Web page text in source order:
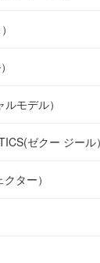
モデル）
ゼクー ジール）
ター）